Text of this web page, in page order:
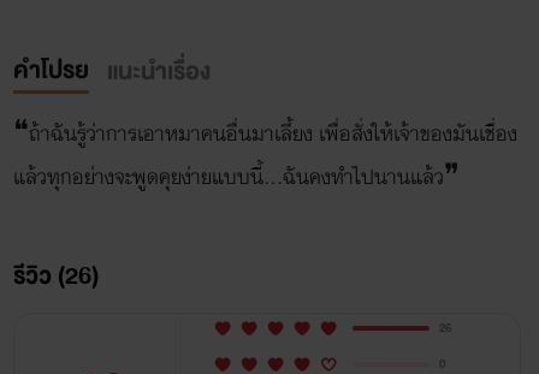
คำโปรย แนะนำเรื่อง
❝ถ้าฉันรู้ว่าการเอาหมาคนอื่นมาเลี้ยง เพื่อสั่งให้เจ้าของมันเชื่อง
แล้วทุกอย่างจะพูดคุยง่ายแบบนี้...ฉันคงทำไปนานแล้ว❞
รีวิว (26)
26
0